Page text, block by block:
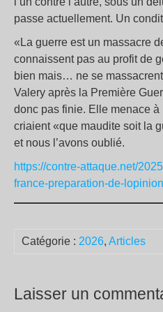
passe actuellement. Un
«La guerre est un massacre
connaissent pas au profit de
bien mais… ne se
Valery après la Première
donc pas finie. Elle menace
criaient «que maudite soit la
et nous l’avons oublié.
https://contre-attaque.net/
france-preparation-de-
Catégorie : 2026, Articles
Laisser un